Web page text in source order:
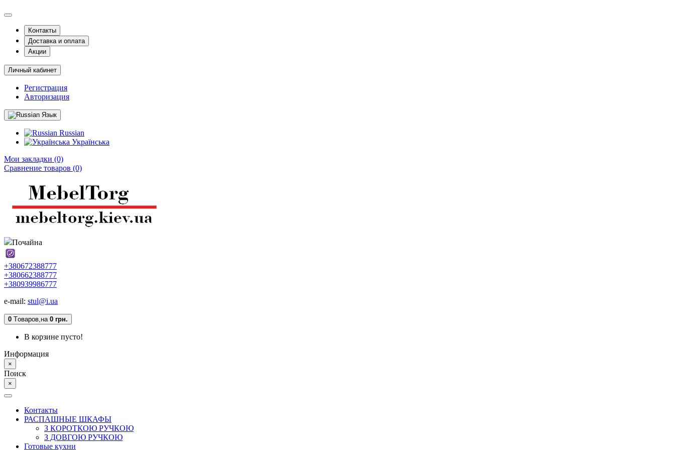
Контакты
Доставка и оплата
Акции
Личный кабинет
Регистрация
Авторизация
Язык
Russian
Українська
Мои закладки (0)
Сравнение товаров (0)
Почайна
+380672388777
+380662388777
+380939986777
e-mail: stul@i.ua
0 Tоваров,на 0 грн.
В корзине пусто!
Информация
×
Поиск
×
Контакты
РАСПАШНЫЕ ШКАФЫ
З КОРОТКОЮ РУЧКОЮ
З ДОВГОЮ РУЧКОЮ
Готовые кухни